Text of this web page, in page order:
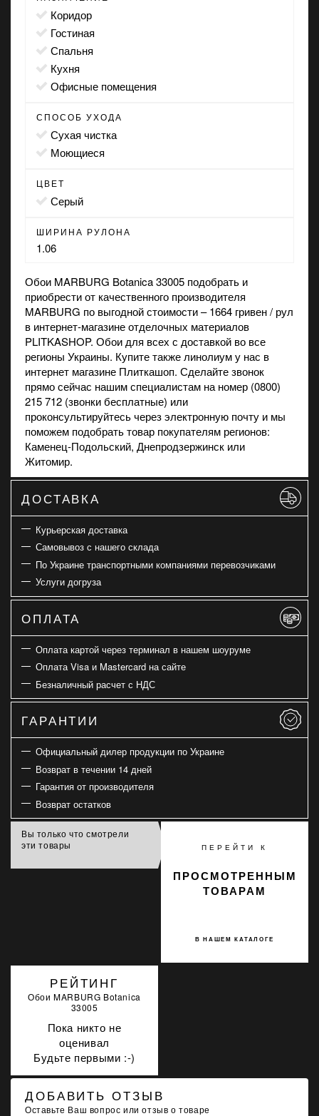
коридор
гостиная
спальня
кухня
офисные помещения
СПОСОБ УХОДА
сухая чистка
моющиеся
ЦВЕТ
серый
ШИРИНА РУЛОНА
1.06
Обои MARBURG Botanica 33005 подобрать и
приобрести от качественного производителя
MARBURG по выгодной стоимости – 1664 гривен / рул
в интернет-магазинеотделочных материалов
PLITKASHOP. Обои для всех с доставкой во все
регионы Украины. Купите также линолиуму нас в
интернет магазине Плиткашоп. Сделайте звонок
прямо сейчас нашим специалистам на номер (0800)
215 712 (звонки бесплатные) или
проконсультируйтесь через электронную почту и мы
поможем подобрать товар покупателям регионов:
Каменец-Подольский, Днепродзержинск или
Житомир.
ДОСТАВКА
Курьерская доставка
Самовывоз с нашего склада
По Украине транспортными компаниями перевозчиками
Услуги догруза
ОПЛАТА
Оплата картой через терминал в нашем шоуруме
Оплата Visa и Mastercard на сайте
Безналичный расчет с НДС
ГАРАНТИИ
Официальный дилер продукции по Украине
Возврат в течении 14 дней
Гарантия от производителя
Возврат остатков
Вы только что смотрели
эти товары
ПЕРЕЙТИ К
В НАШЕМ КАТАЛОГЕ
ПРОСМОТРЕННЫМ
ТОВАРАМ
РЕЙТИНГ
Обои MARBURG Botanica
33005
Пока никто не
оценивал
Будьте первыми :-)
ДОБАВИТЬ ОТЗЫВ
Оставьте Ваш вопрос или отзыв о товаре